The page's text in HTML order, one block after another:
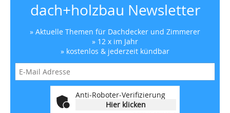
dach+holzbau Newsletter
» Aktuelle Themen für Dachdecker und Zimmerer
» 12 x im Jahr
» kostenlos & jederzeit kündbar
Anti-Roboter-Verifizierung
Hier klicken